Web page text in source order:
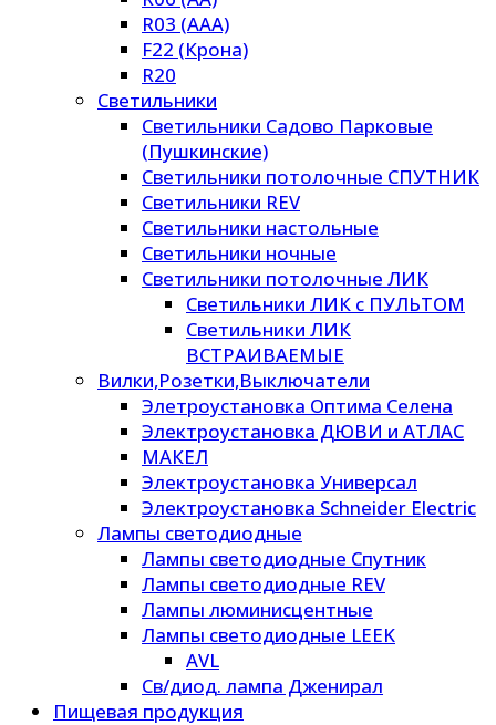
R03 (AAA)
F22 (Крона)
R20
Светильники
Светильники Садово Парковые
(Пушкинские)
Светильники потолочные СПУТНИК
Светильники REV
Светильники настольные
Светильники ночные
Светильники потолочные ЛИК
Светильники ЛИК с ПУЛЬТОМ
Светильники ЛИК
ВСТРАИВАЕМЫЕ
Вилки,Розетки,Выключатели
Элетроустановка Оптима Селена
Электроустановка ДЮВИ и АТЛАС
МАКЕЛ
Электроустановка Универсал
Электроустановка Schneider Electric
Лампы светодиодные
Лампы светодиодные Спутник
Лампы светодиодные REV
Лампы люминисцентные
Лампы светодиодные LEEK
AVL
Св/диод. лампа Дженирал
Пищевая продукция